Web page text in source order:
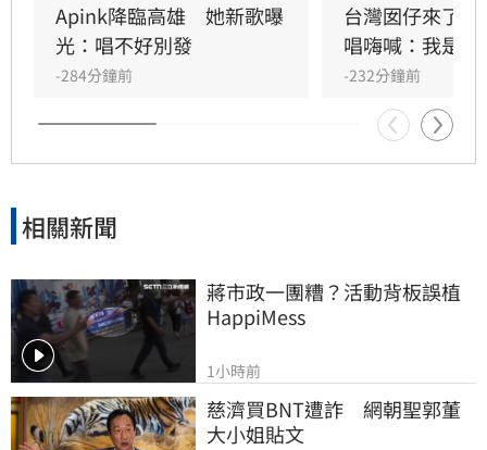
熱情應援，尖叫與歡呼聲一路未停，最後由
HIGHLIGHT壓軸接管舞台，將現場氣氛推向最高
潮。
Apink降臨高雄　她新歌曝
光：唱不好別發
-284分鐘前
台灣囡仔來了
唱嗨喊：我是誰
-232分鐘前
相關新聞
蔣市政一團糟？活動背板誤植
HappiMess
1小時前
慈濟買BNT遭詐　網朝聖郭董
大小姐貼文